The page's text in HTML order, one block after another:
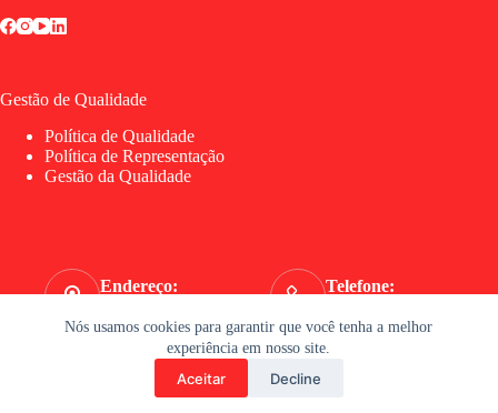
Nós usamos cookies para garantir que você tenha a melhor
experiência em nosso site.
Aceitar Decline
Gestão de Qualidade
Política de Qualidade
Política de Representação
Gestão da Qualidade
Endereço:
Telefone:
WhatsApp:
(11) 96204-0786
Copyright © 2026 Gesso Marília - tecnologia iD. criação &